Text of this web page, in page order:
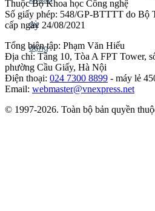
Thuộc Bộ Khoa học Công nghệ
Số giấy phép: 548/GP-BTTTT do Bộ
cấp ngày 24/08/2021
Tổng biên tập: Phạm Văn Hiếu
Địa chỉ: Tầng 10, Tòa A FPT Tower,
phường Cầu Giấy, Hà Nội
Điện thoại: 024 7300 8899 - máy lẻ
Email: webmaster@vnexpress.net
© 1997-2026. Toàn bộ bản quyền